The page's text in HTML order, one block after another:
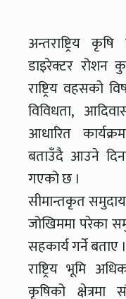
अन्तराष्ट्रिय
डाइरेक्टर रोशन
राष्ट्रिय वहसको
विविधता,
आधारित
बताउँदै आउने
गएको छ ।
सीमान्तकृत
जोखिममा परेका
सहकार्य गर्ने बताए ।
राष्ट्रिय भूमि
कृषिको